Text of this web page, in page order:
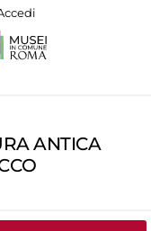
ANTICA